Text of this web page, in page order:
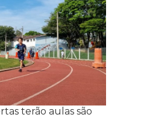
terão aulas são